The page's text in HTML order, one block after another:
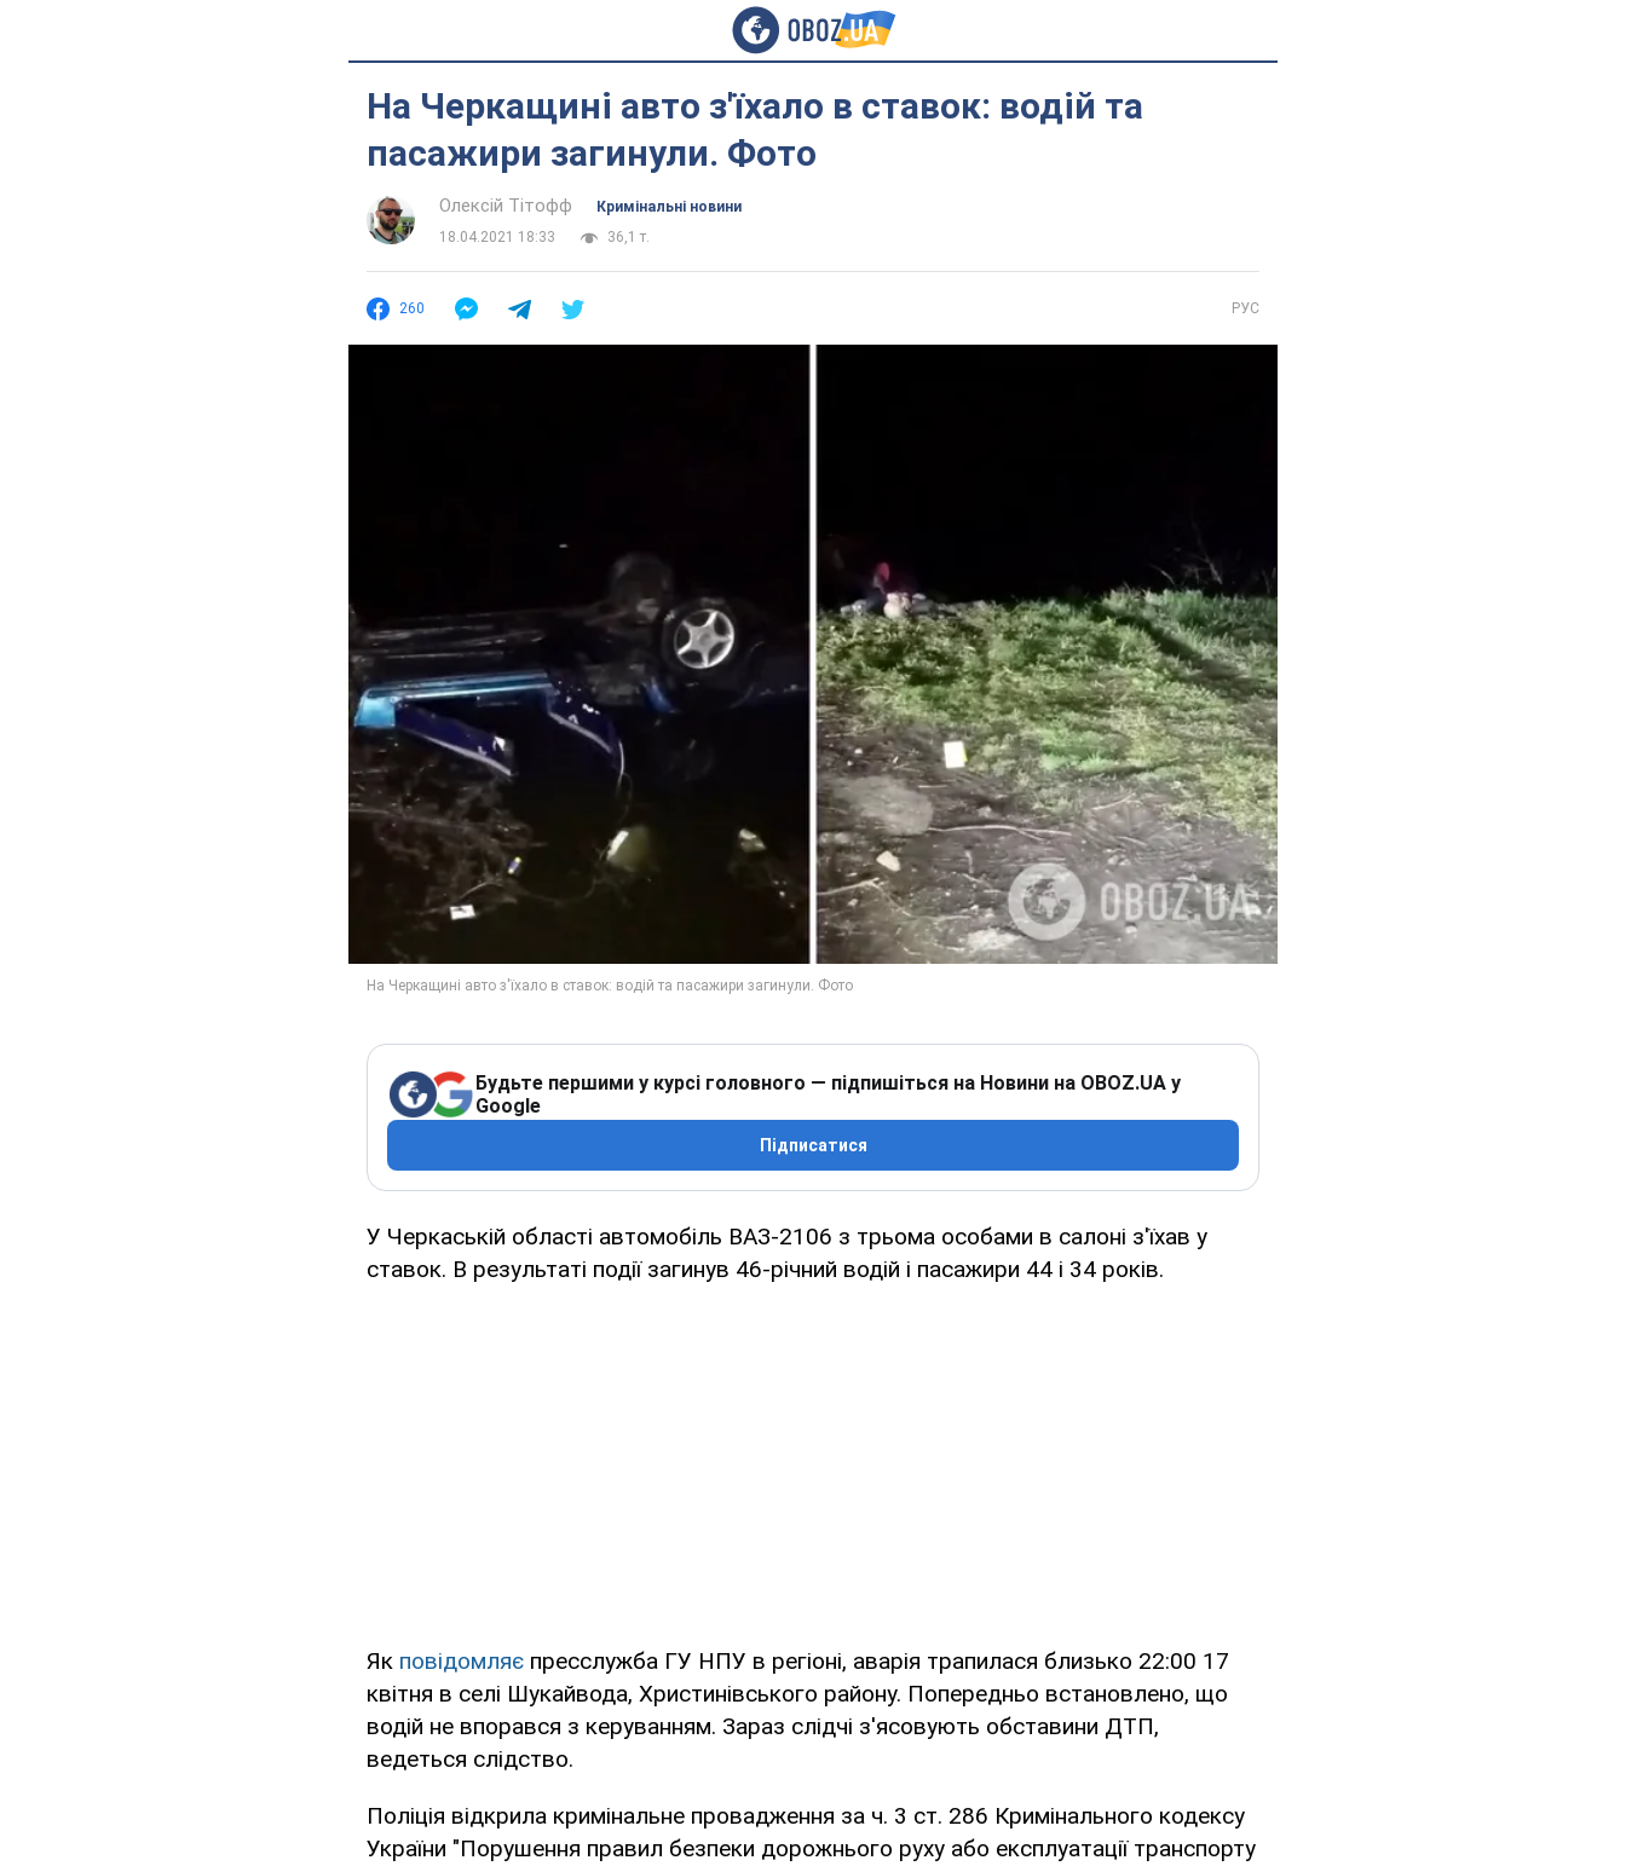
На Черкащині авто з'їхало в ставок: водій та
пасажири загинули. Фото
Олексій Тітофф
Кримінальні новини
18.04.2021 18:33
36,1 т.
260 РУС
Будьте першими у курсі головного — підпишіться на Новини на OBOZ.UA у
Google
Підписатися
У Черкаській області автомобіль ВАЗ-2106 з трьома особами в салоні з'їхав у
ставок. В результаті події загинув 46-річний водій і пасажири 44 і 34 років.
Як повідомляє пресслужба ГУ НПУ в регіоні, аварія трапилася близько 22:00 17
квітня в селі Шукайвода, Христинівського району. Попередньо встановлено, що
водій не впорався з керуванням. Зараз слідчі з'ясовують обставини ДТП,
ведеться слідство.
Поліція відкрила кримінальне провадження за ч. 3 ст. 286 Кримінального кодексу
України "Порушення правил безпеки дорожнього руху або експлуатації транспорту